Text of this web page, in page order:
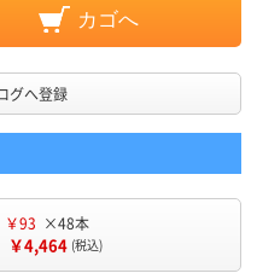
カゴへ
グへ登録
￥93 ×48本
￥4,464 (税込)